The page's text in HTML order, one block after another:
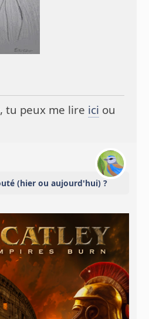
tu peux me lire ici ou
(hier ou aujourd'hui) ?